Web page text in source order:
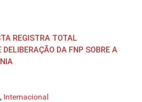
REGISTRA TOTAL
DELIBERAÇÃO DA FNP SOBRE A
, Internacional